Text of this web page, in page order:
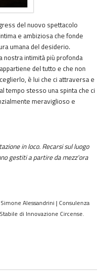
del nuovo spettacolo
e ambiziosa che fonde
umana del desiderio.
nostra intimità più profonda
del tutto e che non
è lui che ci attraversa e
tempo stesso una spinta che ci
meraviglioso e
in loco. Recarsi sul luogo
gestiti a partire da mezz'ora
Alessandrini | Consulenza
di Innovazione Circense.